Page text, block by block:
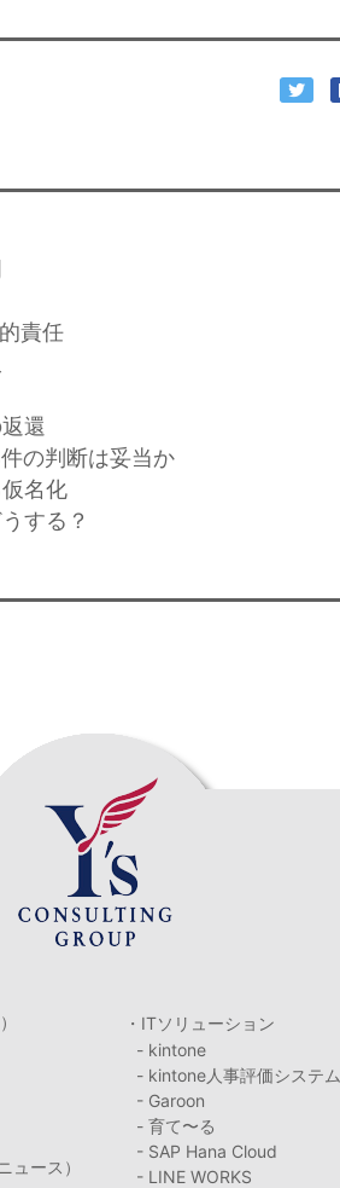
責任
還
の判断は妥当か
名化
する？
ュース）
・ITソリューション
- kintone
- kintone人事評価システム
- Garoon
- 育て〜る
- SAP Hana Cloud
- LINE WORKS